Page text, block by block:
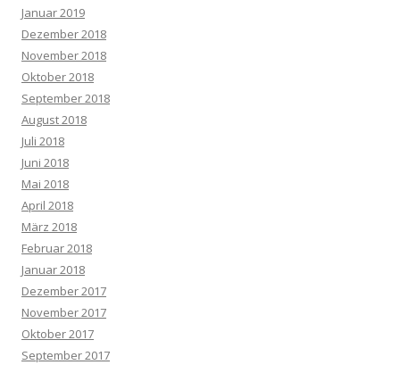
Januar 2019
Dezember 2018
November 2018
Oktober 2018
September 2018
August 2018
Juli 2018
Juni 2018
Mai 2018
April 2018
März 2018
Februar 2018
Januar 2018
Dezember 2017
November 2017
Oktober 2017
September 2017